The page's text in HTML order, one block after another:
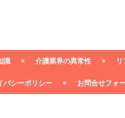
識 介護業界の異常性
バシーポリシー お問合せフォ